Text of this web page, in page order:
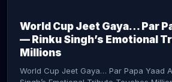
World Cup Jeet Gaya… Par
— Rinku Singh’s Emotional
Millions
World Cup Jeet Gaya… Par Papa Yaad